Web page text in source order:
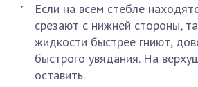
Если на всем стебле
срезают с нижней стороны,
жидкости быстрее гниют,
быстрого увядания. На
оставить.